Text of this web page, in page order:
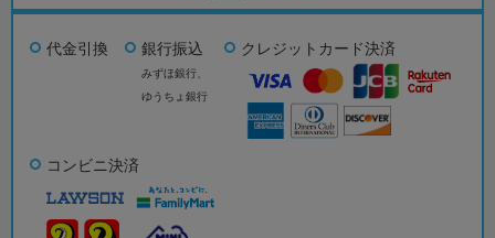
代金引換 銀行振込
みずほ銀行、
ゆうちょ銀行
クレジットカード決済
コンビニ決済